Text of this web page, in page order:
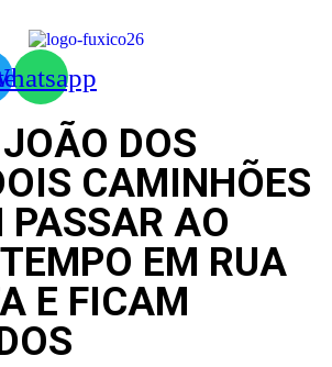
DOS
CAMINHÕES
AO
EM RUA
E FICAM